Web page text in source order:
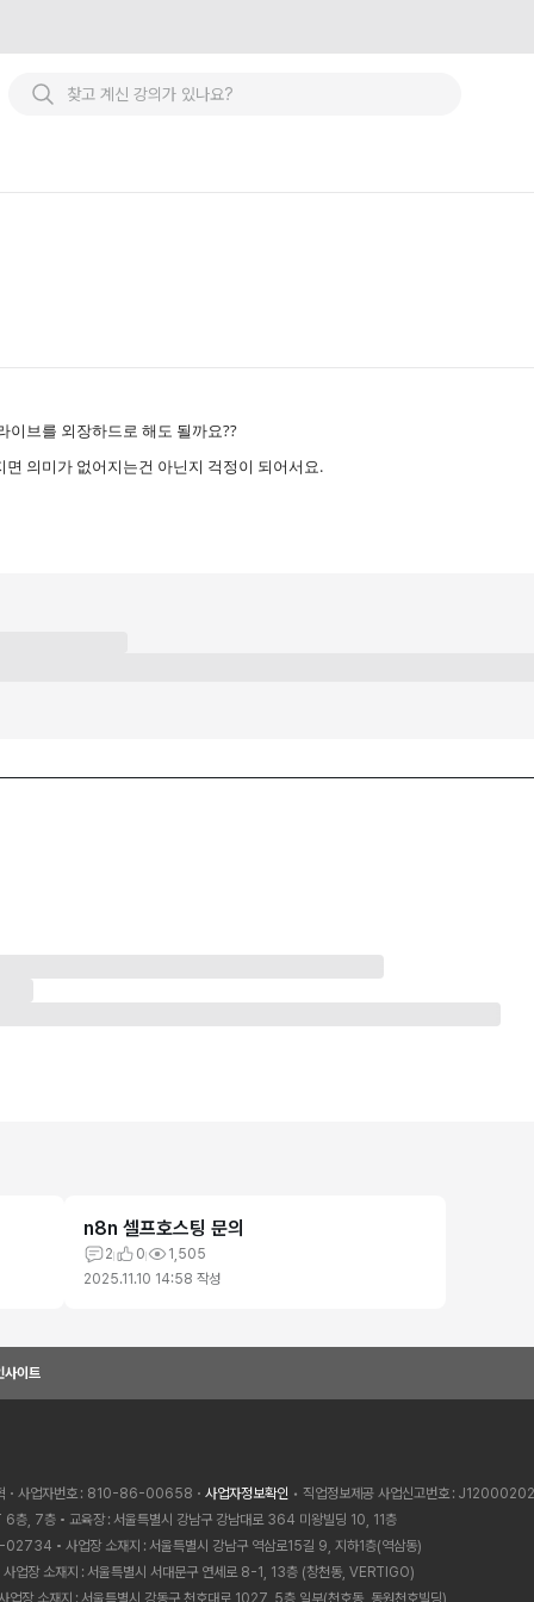
이브를 외장하드로 해도 될까요??
의미가 없어지는건 아닌지 걱정이 되어서요.
n8n 셀프호스팅 문의
2 0
1,505
2025.11.10 14:58 작성
사이트
사업자번호 810-86-00658 사업자정보확인 • 직업정보제공 사업신고번호
6층, 7층
교육장 서울특별시 강남구 강남대로 364 미왕빌딩 10, 11층
02734
사업장 소재지
서울특별시 강남구 역삼로15길 9, 지하1층(역삼동)
사업장 소재지
서울특별시 서대문구 연세로 8-1, 13층 (창천동, VERTIGO)
업장 소재지
서울특별시 강동구 천호대로 1027, 5층 일부(천호동, 동원천호빌딩)